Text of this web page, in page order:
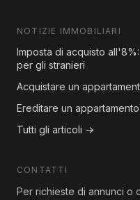
NOTIZIE IMMOBILIARI
Imposta di acquisto
per gli stranieri
Acquistare un
Ereditare un
Tutti gli articoli →
CONTATTI
Per richieste di annunci o